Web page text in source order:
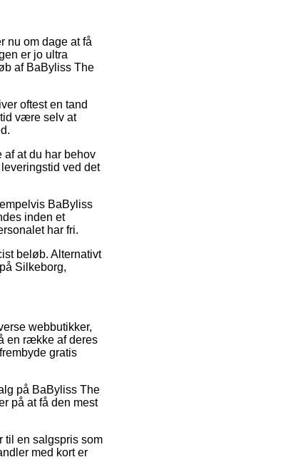
nu om dage at få
er jo ultra
af BaByliss The
oftest en tand
være selv at
at du har behov
ved det
BaByliss
inden et
har fri.
beløb. Alternativt
Silkeborg,
webbutikker,
en række af deres
gratis
på BaByliss The
på at få den mest
til en salgspris som
med kort er